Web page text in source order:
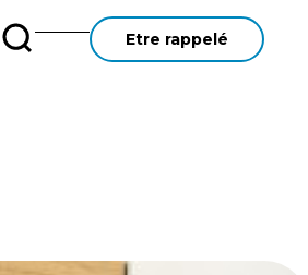
Etre rappelé